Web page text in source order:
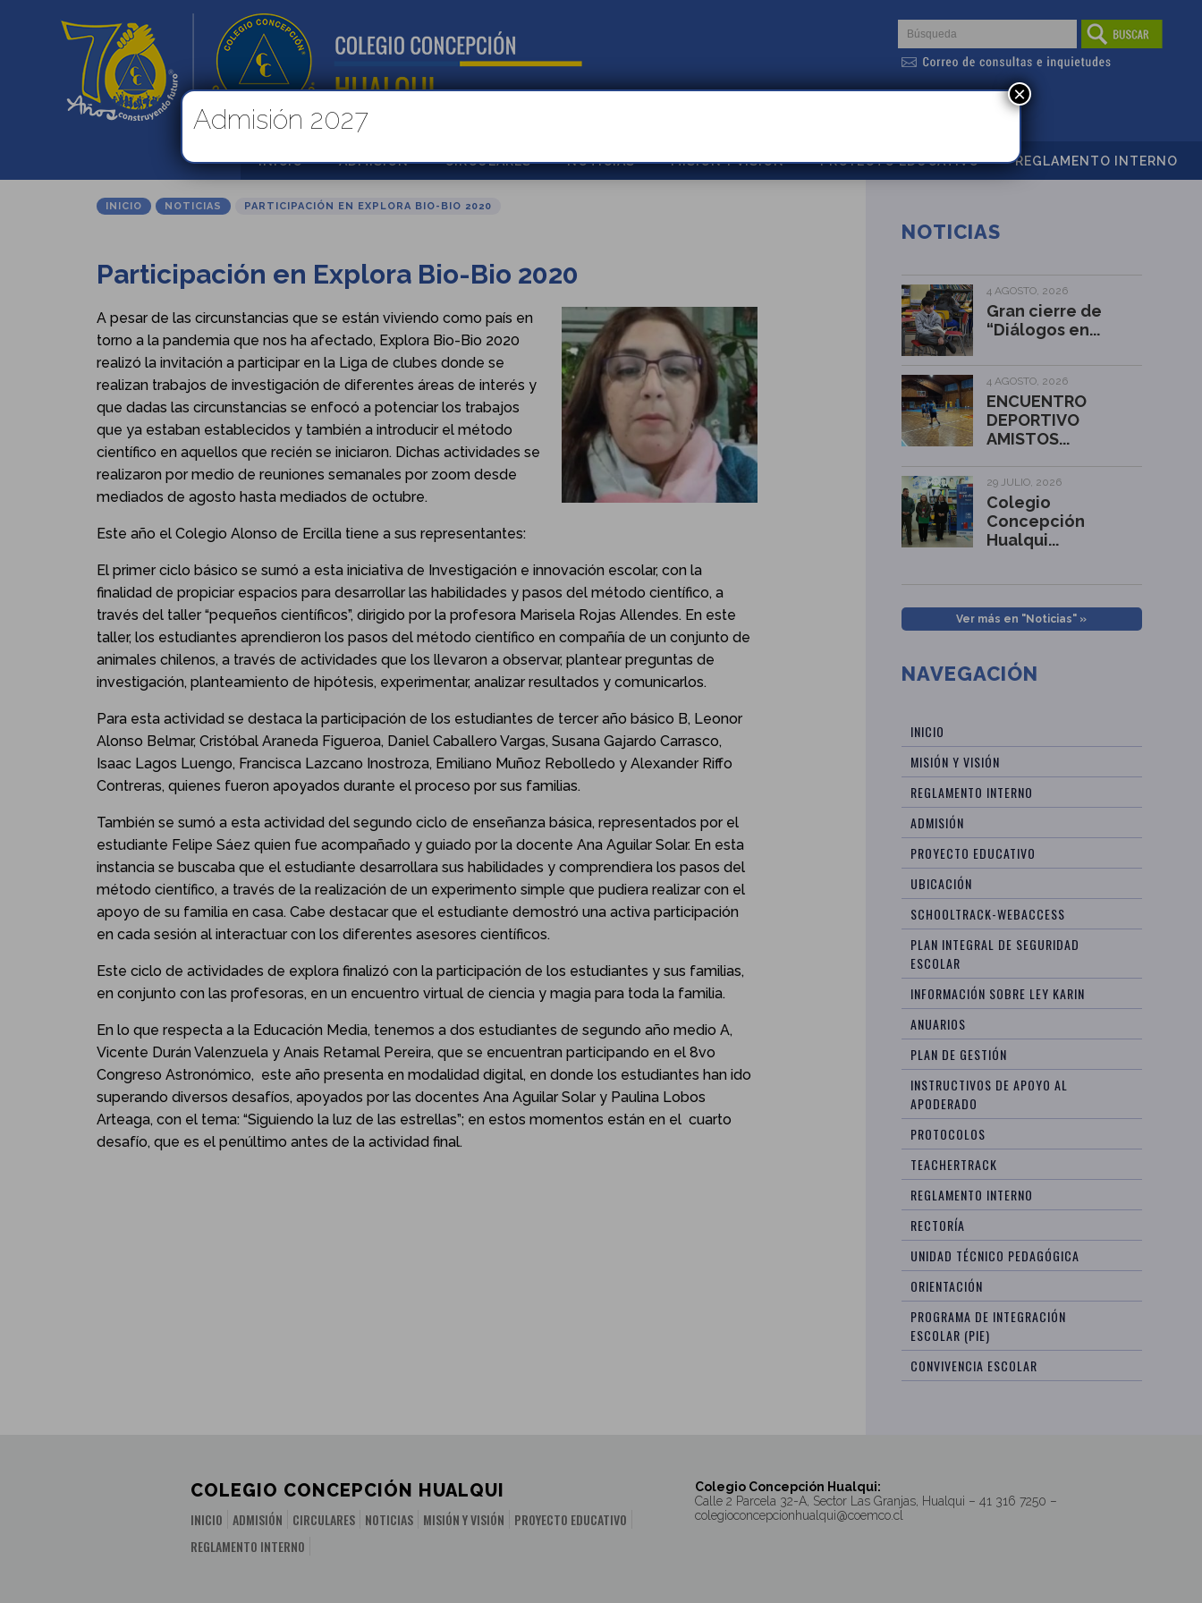
INICIO ADMISIÓN CIRCULARES NOTICIAS MISIÓN Y VISIÓN PROYECTO EDUCATIVO REGLAMENTO INTERNO
INICIO NOTICIAS PARTICIPACIÓN EN EXPLORA BIO-BIO 2020
Participación en Explora Bio-Bio 2020
A pesar de las circunstancias que se están viviendo como país en
torno a la pandemia que nos ha afectado, Explora Bio-Bio 2020
realizó la invitación a participar en la Liga de clubes donde se
realizan trabajos de investigación de diferentes áreas de interés y
que dadas las circunstancias se enfocó a potenciar los trabajos
que ya estaban establecidos y también a introducir el método
científico en aquellos que recién se iniciaron. Dichas actividades se
realizaron por medio de reuniones semanales por zoom desde
mediados de agosto hasta mediados de octubre.
Este año el Colegio Alonso de Ercilla tiene a sus representantes:
El primer ciclo básico se sumó a esta iniciativa de Investigación e innovación escolar, con la
finalidad de propiciar espacios para desarrollar las habilidades y pasos del método científico, a
través del taller “pequeños científicos”, dirigido por la profesora Marisela Rojas Allendes. En este
taller, los estudiantes aprendieron los pasos del método científico en compañía de un conjunto de
animales chilenos, a través de actividades que los llevaron a observar, plantear preguntas de
investigación, planteamiento de hipótesis, experimentar, analizar resultados y comunicarlos.
Para esta actividad se destaca la participación de los estudiantes de tercer año básico B, Leonor
Alonso Belmar, Cristóbal Araneda Figueroa, Daniel Caballero Vargas, Susana Gajardo Carrasco,
Isaac Lagos Luengo, Francisca Lazcano Inostroza, Emiliano Muñoz Rebolledo y Alexander Riffo
Contreras, quienes fueron apoyados durante el proceso por sus familias.
También se sumó a esta actividad del segundo ciclo de enseñanza básica, representados por el
estudiante Felipe Sáez quien fue acompañado y guiado por la docente Ana Aguilar Solar. En esta
instancia se buscaba que el estudiante desarrollara sus habilidades y comprendiera los pasos del
método científico, a través de la realización de un experimento simple que pudiera realizar con el
apoyo de su familia en casa. Cabe destacar que el estudiante demostró una activa participación
en cada sesión al interactuar con los diferentes asesores científicos.
Este ciclo de actividades de explora finalizó con la participación de los estudiantes y sus familias,
en conjunto con las profesoras, en un encuentro virtual de ciencia y magia para toda la familia.
En lo que respecta a la Educación Media, tenemos a dos estudiantes de segundo año medio A,
Vicente Durán Valenzuela y Anais Retamal Pereira, que se encuentran participando en el 8vo
Congreso Astronómico, este año presenta en modalidad digital, en donde los estudiantes han ido
superando diversos desafíos, apoyados por las docentes Ana Aguilar Solar y Paulina Lobos
Arteaga, con el tema: “Siguiendo la luz de las estrellas”; en estos momentos están en el cuarto
desafío, que es el penúltimo antes de la actividad final.
NOTICIAS
4 AGOSTO, 2026
Gran cierre de
“Diálogos en...
4 AGOSTO, 2026
ENCUENTRO
DEPORTIVO
AMISTOS...
29 JULIO, 2026
Colegio
Concepción
Hualqui...
Ver más en "Noticias" »
NAVEGACIÓN
INICIO
MISIÓN Y VISIÓN
REGLAMENTO INTERNO
ADMISIÓN
PROYECTO EDUCATIVO
UBICACIÓN
SCHOOLTRACK-WEBACCESS
PLAN INTEGRAL DE SEGURIDAD
ESCOLAR
INFORMACIÓN SOBRE LEY KARIN
ANUARIOS
PLAN DE GESTIÓN
INSTRUCTIVOS DE APOYO AL
APODERADO
PROTOCOLOS
TEACHERTRACK
REGLAMENTO INTERNO
RECTORÍA
UNIDAD TÉCNICO PEDAGÓGICA
ORIENTACIÓN
PROGRAMA DE INTEGRACIÓN
ESCOLAR (PIE)
CONVIVENCIA ESCOLAR
COLEGIO CONCEPCIÓN HUALQUI
INICIO ADMISIÓN CIRCULARES NOTICIAS MISIÓN Y VISIÓN
PROYECTO EDUCATIVO
REGLAMENTO INTERNO
Colegio Concepción Hualqui:
Calle 2 Parcela 32-A, Sector Las Granjas, Hualqui – 41 316 7250 –
colegioconcepcionhualqui@coemco.cl
Admisión 2027
×